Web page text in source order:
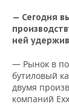
— Сегодня
ней
— Рынок в
бутиловый
двумя
компаний